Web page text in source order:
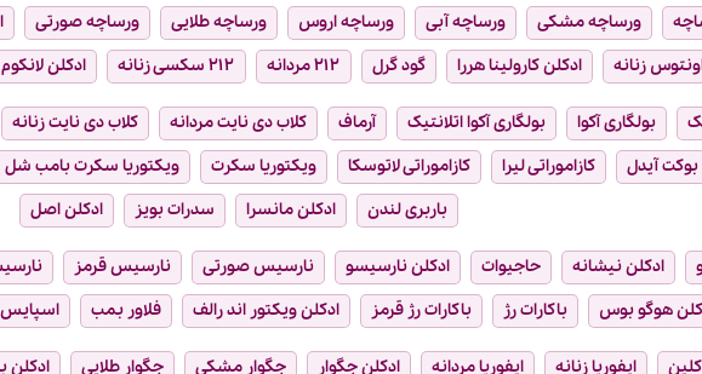
ورساچه مشکی ورساچه آبی ورساچه اروس ورساچه طلایی ورساچه صورتی
زنانه ادکلن کارولینا هررا گود گرل ۲۱۲ مردانه ۲۱۲ سکسی زنانه ادکلن لانکوم
بولگاری آکوا بولگاری آکوا اتلانتیک آرماف کلاب دی نایت مردانه کلاب دی نایت زنانه
بوکت آیدل کازاموراتی لیرا کازاموراتی لاتوسکا ویکتوریا سکرت ویکتوریا سکرت بامب شل
باربری لندن
ادکلن مانسرا سدرات بویز ادکلن اصل
ادکلن نیشانه حاجیوات ادکلن نارسیسو نارسیس صورتی نارسیس قرمز
هوگو بوس باکارات رژ باکارات رژ قرمز ادکلن ویکتور اند رالف فلاور بمب
ایفوریا زنانه ایفوریا مردانه ادکلن جگوار جگوار مشکی جگوار طلایی ادکلن